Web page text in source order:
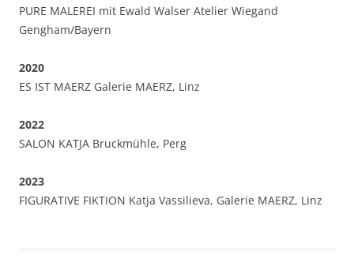
PURE MALEREI mit Ewald Walser Atelier Wiegand
Gengham/Bayern
2020
ES IST MAERZ Galerie MAERZ, Linz
2022
SALON KATJA Bruckmühle, Perg
2023
FIGURATIVE FIKTION Katja Vassilieva, Galerie MAERZ, Linz